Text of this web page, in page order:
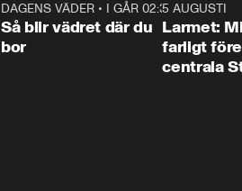
1:06
DAGENS VÄDER • I GÅR 02:30
Så blir vädret där du
bor
5 AUGUSTI
Larmet:
farligt
centrala